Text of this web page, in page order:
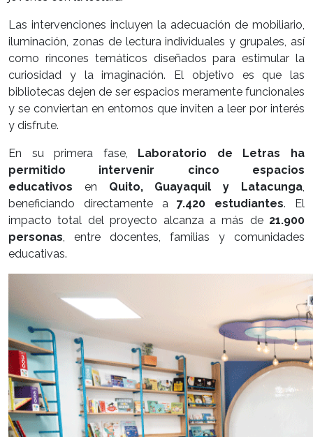
Las intervenciones incluyen la adecuación de mobiliario,
iluminación, zonas de lectura individuales y grupales, así
como rincones temáticos diseñados para estimular la
curiosidad y la imaginación. El objetivo es que las
bibliotecas dejen de ser espacios meramente funcionales
y se conviertan en entornos que inviten a leer por interés
y disfrute.
En su primera fase, Laboratorio de Letras ha
permitido intervenir cinco espacios
educativos en Quito, Guayaquil y Latacunga,
beneficiando directamente a7.420 estudiantes. El
impacto total del proyecto alcanza a más de 21.900
personas, entre docentes, familias y comunidades
educativas.